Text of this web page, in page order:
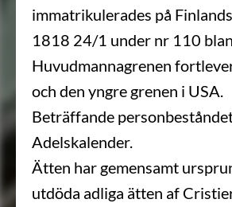
immatrikulerades på
1818 24/1 under nr 110
Huvudmannagrenen
och den yngre grenen i USA.
Beträffande
Adelskalender.
Ätten har gemensamt
utdöda adliga ätten af